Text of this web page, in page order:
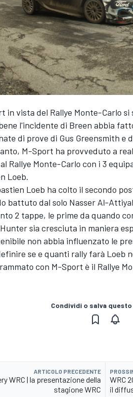
in vista del Rallye Monte-Carlo
l'incidente di Breen abbia
di prove di Gus Greensmith e
M-Sport ha provveduto a
Rallye Monte-Carlo con i 3
Loeb.
Loeb ha colto il secondo
battuto dal solo Nasser Al-
2 tappe, le prime da quando
sia cresciuta in maniera
non abbia influenzato le
se e quanti rally farà Loeb
con M-Sport è il Rallye
Condividi o salva
ARTICOLO PRECEDENTE
WRC | la presentazione della
stagione WRC
WRC
il